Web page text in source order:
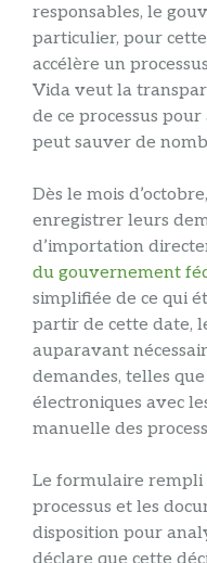
responsables, le
particulier, pour
accélère un
Vida veut la
de ce processus
peut sauver de
Dès le mois
enregistrer leurs
d’importation
du gouvernement
simplifiée de ce qui
partir de cette date,
auparavant
demandes, telles
électroniques avec
manuelle des
Le formulaire
processus et les
disposition pour
déclare que cette